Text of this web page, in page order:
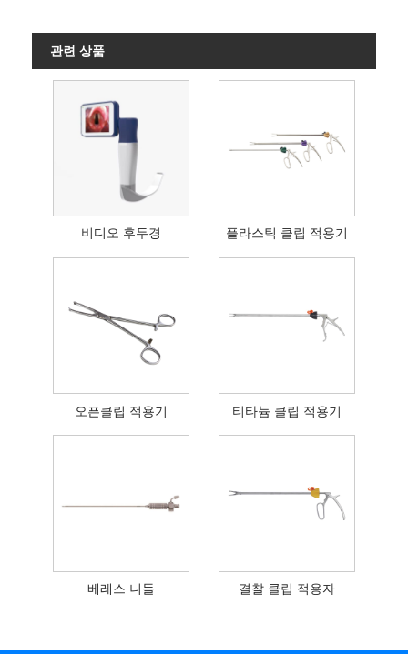
관련 상품
비디오 후두경 플라스틱 클립 적용기
오픈클립 적용기 티타늄 클립 적용기
베레스 니들 결찰 클립 적용자